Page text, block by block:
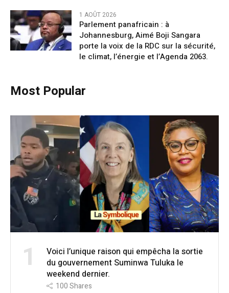
1 AOÛT 2026
Parlement panafricain : à
Johannesburg, Aimé Boji Sangara
porte la voix de la RDC sur la sécurité,
le climat, l’énergie et l’Agenda 2063.
Most Popular
1
Voici l’unique raison qui empêcha la sortie
du gouvernement Suminwa Tuluka le
weekend dernier.
100Shares